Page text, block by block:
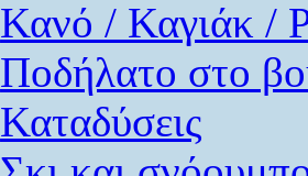
Κανό / Καγιάκ /
Ποδήλατο στο
Καταδύσεις